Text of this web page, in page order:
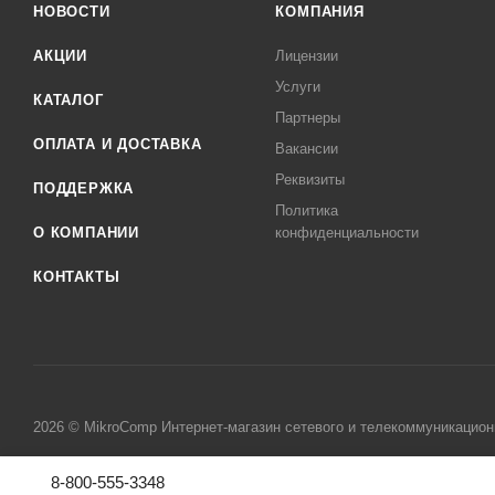
НОВОСТИ
АКЦИИ
КАТАЛОГ
ОПЛАТА И ДОСТАВКА
ПОДДЕРЖКА
О КОМПАНИИ
КОНТАКТЫ
КОМПАНИЯ
Лицензии
Услуги
Партнеры
Вакансии
Реквизиты
Политика
конфиденциальности
2026 © MikroComp Интернет-магазин сетевого и
8-800-555-3348